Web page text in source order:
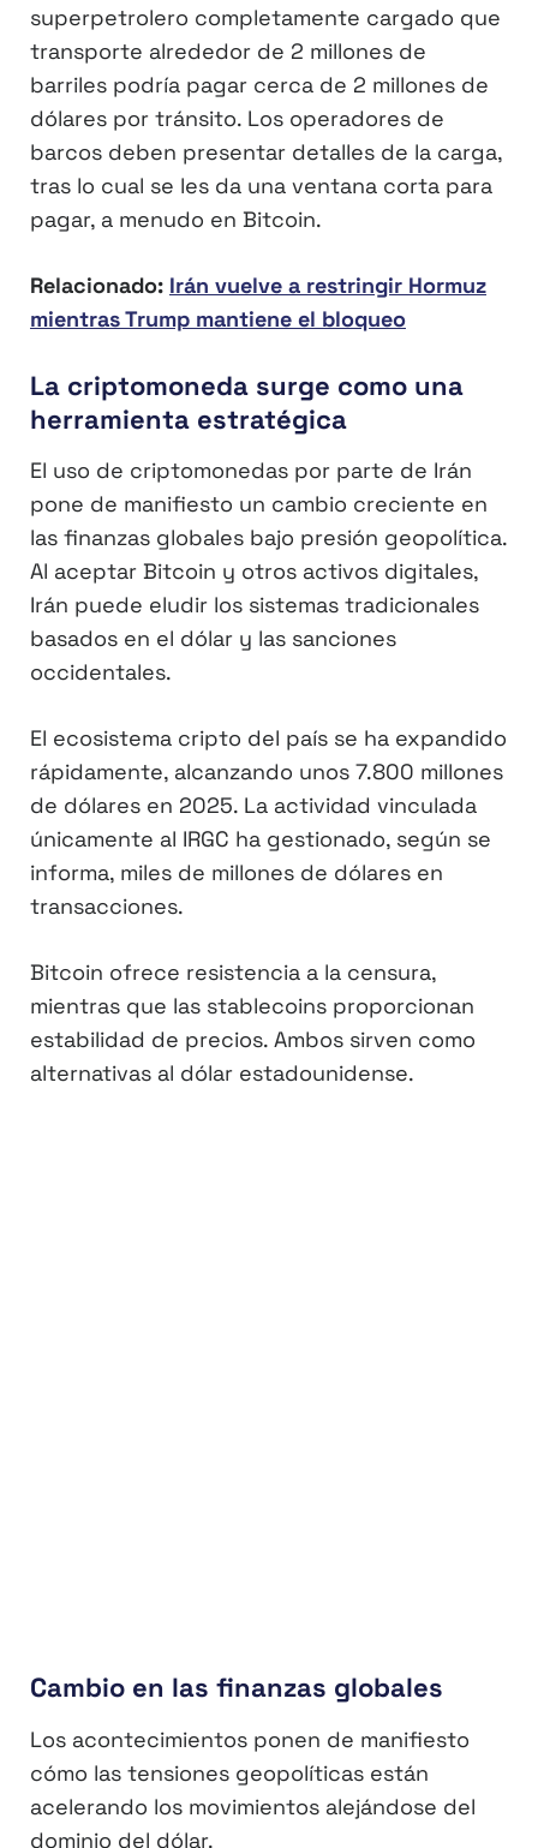
superpetrolero completamente cargado que
transporte alrededor de 2 millones de
barriles podría pagar cerca de 2 millones de
dólares por tránsito. Los operadores de
barcos deben presentar detalles de la carga,
tras lo cual se les da una ventana corta para
pagar, a menudo en Bitcoin.
Relacionado: Irán vuelve a restringir Hormuz
mientras Trump mantiene el bloqueo
La criptomoneda surge como una
herramienta estratégica
El uso de criptomonedas por parte de Irán
pone de manifiesto un cambio creciente en
las finanzas globales bajo presión geopolítica.
Al aceptar Bitcoin y otros activos digitales,
Irán puede eludir los sistemas tradicionales
basados en el dólar y las sanciones
occidentales.
El ecosistema cripto del país se ha expandido
rápidamente, alcanzando unos 7.800 millones
de dólares en 2025. La actividad vinculada
únicamente al IRGC ha gestionado, según se
informa, miles de millones de dólares en
transacciones.
Bitcoin ofrece resistencia a la censura,
mientras que las stablecoins proporcionan
estabilidad de precios. Ambos sirven como
alternativas al dólar estadounidense.
Cambio en las finanzas globales
Los acontecimientos ponen de manifiesto
cómo las tensiones geopolíticas están
acelerando los movimientos alejándose del
dominio del dólar.